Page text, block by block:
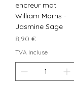
encreur mat
William Morris -
Jasmine Sage
Prix
8,90 €
TVA Incluse